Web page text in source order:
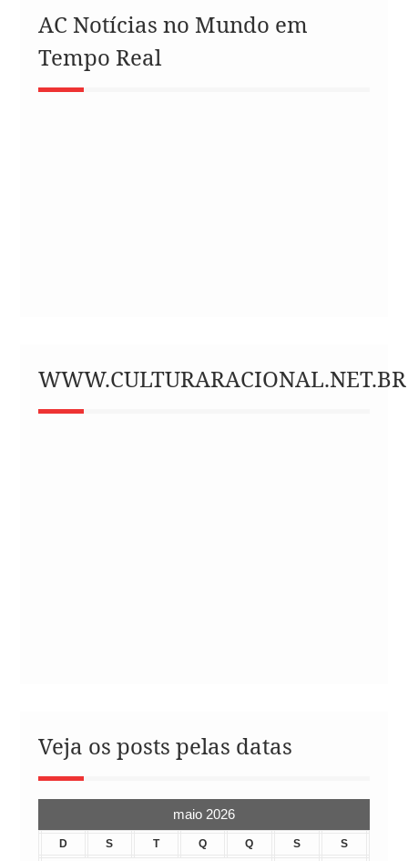
AC Notícias no Mundo em
Tempo Real
WWW.CULTURARACIONAL.NET.BR
Veja os posts pelas datas
maio 2026
D S T Q Q S
S